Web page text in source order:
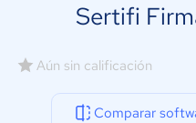
Sertifi
Aún sin calificación
Comparar